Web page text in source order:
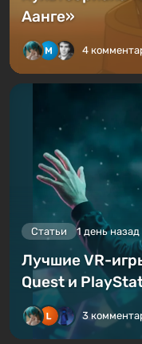
Аанге»
4
Статьи 1 день назад
Лучшие VR-
Quest и
3